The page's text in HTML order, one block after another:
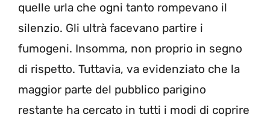
quelle urla che ogni tanto rompevano il
silenzio. Gli ultrà facevano partire i
fumogeni. Insomma, non proprio in segno
di rispetto. Tuttavia, va evidenziato che la
maggior parte del pubblico parigino
restante ha cercato in tutti i modi di coprire